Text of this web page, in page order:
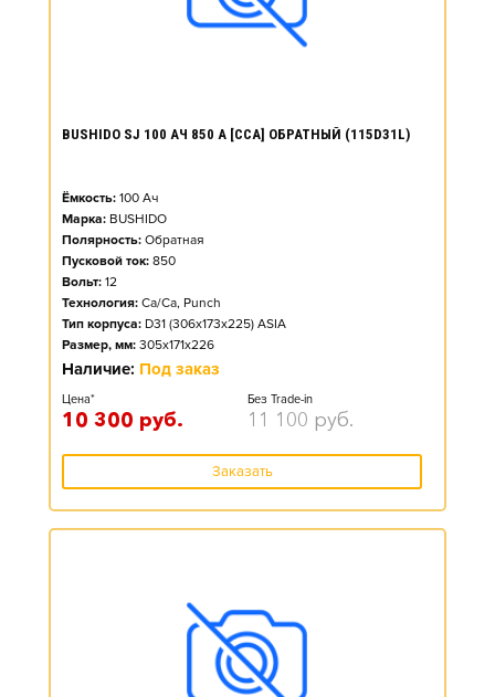
BUSHIDO SJ 100 АЧ 850 А [CCA] ОБРАТНЫЙ (115D31L)
Ёмкость: 100 Ач
Марка: BUSHIDO
Полярность: Обратная
Пусковой ток: 850
Вольт: 12
Технология: Ca/Ca, Punch
Тип корпуса: D31 (306x173x225) ASIA
Размер, мм: 305x171x226
Наличие: Под заказ
Цена*
10 300 руб.
Без Trade-in
11 100 руб.
Заказать